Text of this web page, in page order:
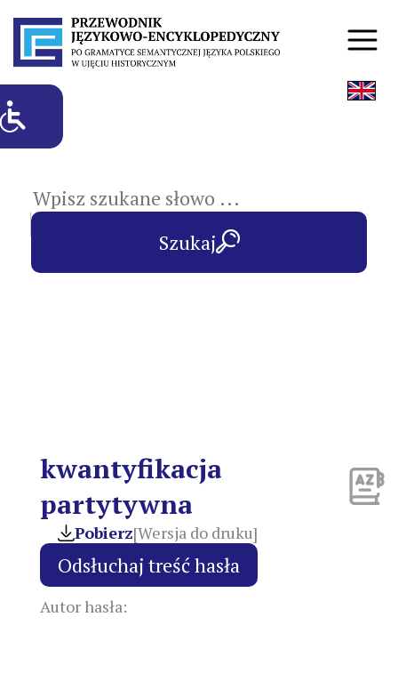
Szukaj
kwantyfikacja
partytywna
Pobierz[Wersja do druku]
Autor hasła: